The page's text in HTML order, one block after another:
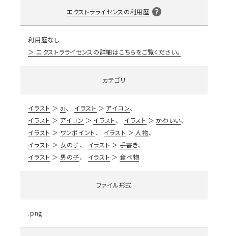
エクストラライセンスの利用歴
利用歴なし
エクストラライセンスの詳細はこちらをご覧ください。
カテゴリ
イラスト ai イラスト
アイコン
イラスト
アイコン イラスト イラスト
かわいい
イラスト
ワンポイント イラスト
人物
イラスト
女の子 イラスト
手書き
イラスト
男の子 イラスト 食べ物
ファイル形式
.png